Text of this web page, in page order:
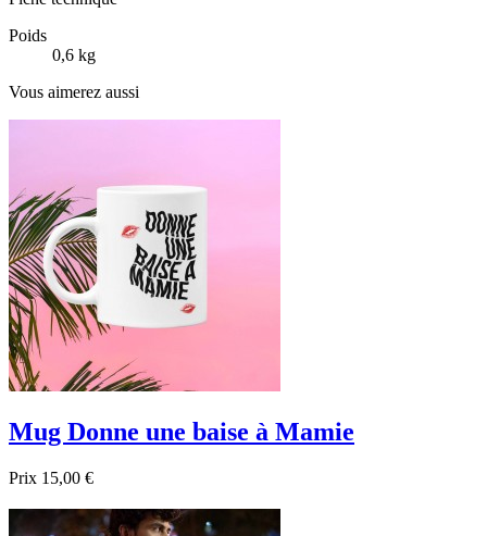
Poids
0,6 kg
Vous aimerez aussi
Mug Donne une baise à Mamie
Prix 15,00 €